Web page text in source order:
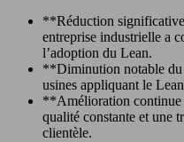
**Réduction
entreprise industrielle a
l’adoption du Lean.
**Diminution notable du
usines appliquant le
**Amélioration
qualité constante et une
clientèle.